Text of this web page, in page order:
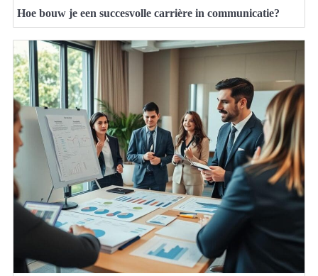
Hoe bouw je een succesvolle carrière in communicatie?